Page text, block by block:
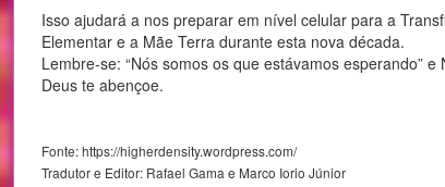
Isso ajudará a nos preparar em nível celular para a
Elementar e a Mãe Terra durante esta nova década.
Lembre-se: “Nós somos os que estávamos esperando” e
Deus te abençoe.
Fonte: https://higherdensity.wordpress.com/
Tradutor e Editor: Rafael Gama e Marco Iorio Júnior